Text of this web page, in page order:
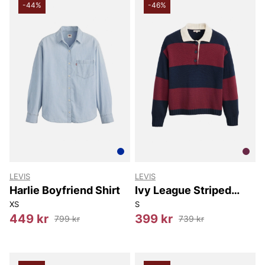
-44%
LEVIS
Harlie Boyfriend Shirt
XS
449 kr 799 kr
-46%
LEVIS
Ivy League Striped
Polo
S
399 kr 739 kr